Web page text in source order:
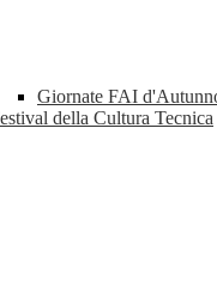
Giornate FAI
della Cultura Tecnica